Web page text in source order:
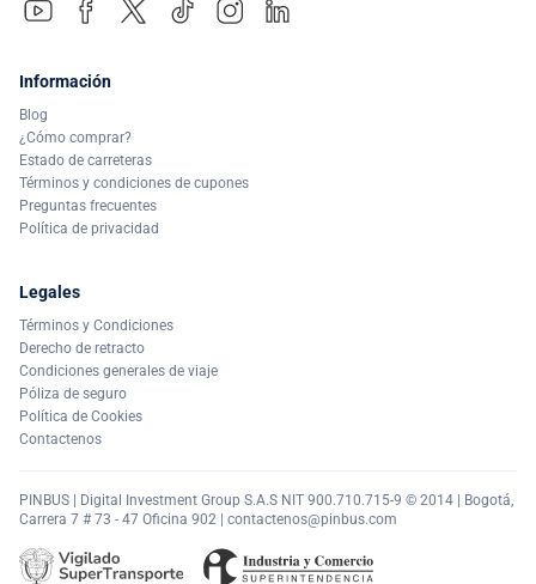
Información
Blog
¿Cómo comprar?
Estado de carreteras
Términos y condiciones de cupones
Preguntas frecuentes
Política de privacidad
Legales
Términos y Condiciones
Derecho de retracto
Condiciones generales de viaje
Póliza de seguro
Política de Cookies
Contactenos
PINBUS | Digital Investment Group S.A.S NIT 900.710.715-9 © 2014 | Bogotá,
Carrera 7 # 73 - 47 Oficina 902 | contactenos@pinbus.com